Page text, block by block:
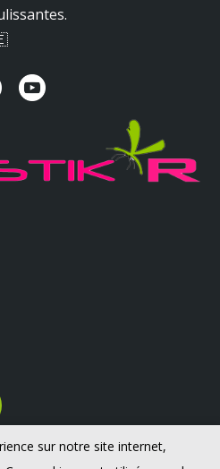
sur notre site internet,